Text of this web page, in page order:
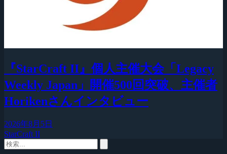
『StarCraft II』個人主催大会「Legacy
Weekly Japan」開催500回突破、主催者
Horikenさんインタビュー
2026年8月5日
StarCraft II